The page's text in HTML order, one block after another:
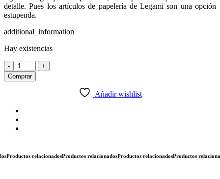
detalle. Pues los artículos de papelería de Legami son una opción
estupenda.
additional_information
Hay existencias
-
Mini
Subrayadores
Pastel
+
Comprar
Añadir wishlist
relacionadosProductos relacionadosProductos relacionadosProductos relacionados